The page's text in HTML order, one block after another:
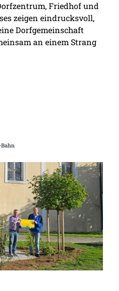
Friedhof und
zeigen eindrucksvoll,
Dorfgemeinschaft
an einem Strang